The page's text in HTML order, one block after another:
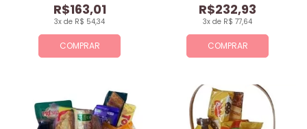
COMPRAR
3x de R$ 54,34
R$163,01
COMPRAR
3x de R$ 77,64
R$232,93